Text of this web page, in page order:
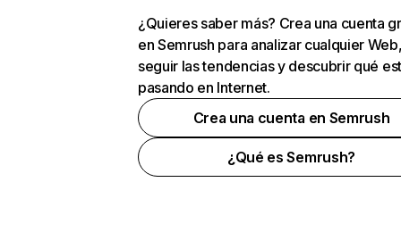
¿Quieres saber más? Crea una cuenta
en Semrush para analizar cualquier
seguir las tendencias y descubrir qué
pasando en Internet.
Crea una cuenta en Semrush
¿Qué es Semrush?